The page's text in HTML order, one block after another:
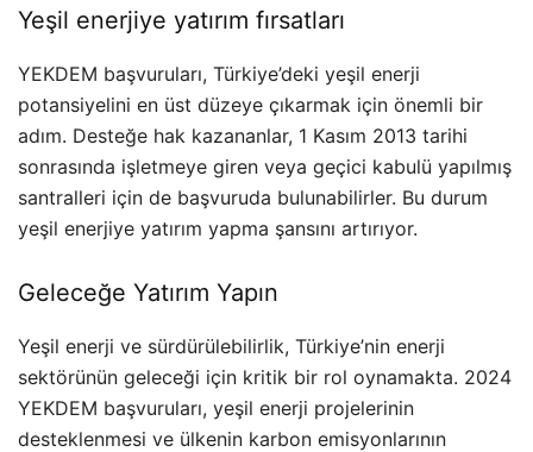
Yeşil enerjiye yatırım fırsatları
YEKDEM başvuruları, Türkiye’deki yeşil enerji
potansiyelini en üst düzeye çıkarmak için önemli bir
adım. Desteğe hak kazananlar, 1 Kasım 2013 tarihi
sonrasında işletmeye giren veya geçici kabulü yapılmış
santralleri için de başvuruda bulunabilirler. Bu durum
yeşil enerjiye yatırım yapma şansını artırıyor.
Geleceğe Yatırım Yapın
Yeşil enerji ve sürdürülebilirlik, Türkiye’nin enerji
sektörünün geleceği için kritik bir rol oynamakta. 2024
YEKDEM başvuruları, yeşil enerji projelerinin
desteklenmesi ve ülkenin karbon emisyonlarının